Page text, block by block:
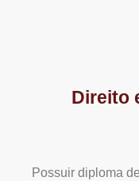
Direito
Possuir diploma